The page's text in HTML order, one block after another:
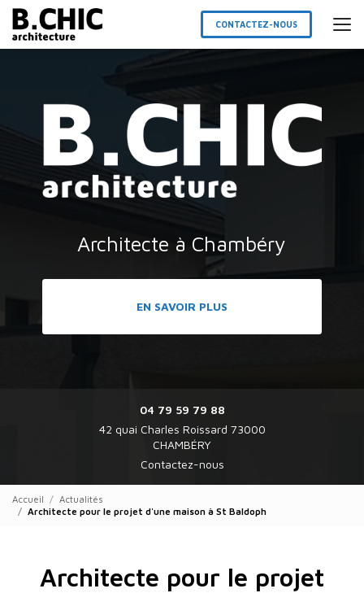
Aller
contenu
CONTACTEZ-NOUS
Architecte à Chambéry
EN SAVOIR PLUS
04 79 59 79 88
42 quai Charles Roissard 73000
CHAMBÉRY
Contactez-nous
Accueil
Actualités
Architecte pour le projet d'une maison à St Baldoph
Architecte pour le projet